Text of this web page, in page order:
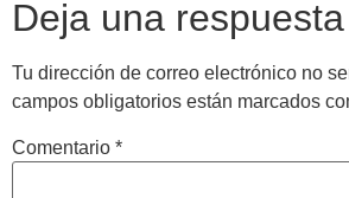
Deja una respuesta
Tu dirección de correo electrónico no
campos obligatorios están marcados
Comentario *